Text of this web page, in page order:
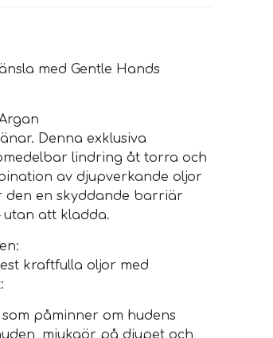
med Gentle Hands
Denna exklusiva
lindring åt torra och
av djupverkande oljor
den en skyddande barriär
utan att kladda.
kraftfulla oljor med
påminner om hudens
mjukgör på djupet och